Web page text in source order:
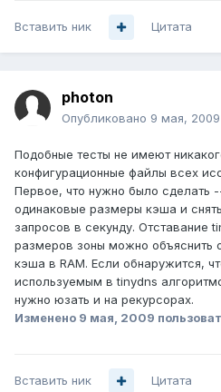
Вставить ник Цитата
photon
Опубликовано 9 мая, 2009
Подобные тесты не имеют
конфигурационные файлы всех
Первое, что нужно было сделать
одинаковые размеры кэша и
запросов в секунду. Отставание
размеров зоны можно объяснить
кэша в RAM. Если обнаружится,
используемым в tinydns
нужно юзать и на рекурсорах.
Изменено 9 мая, 2009
Вставить ник Цитата